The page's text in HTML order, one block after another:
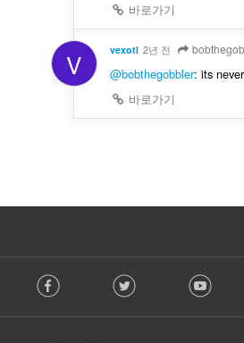
바로가기
V vexotl 2년 전
@bobthegobbler: its
바로가기
o Facebook Twitter